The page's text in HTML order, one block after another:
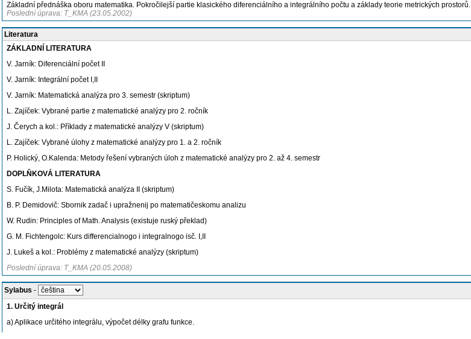
Základní přednáška oboru matematika. Pokročilejší partie klasického diferenciálního a integrálního počtu a základy teorie metrických prostorů.
Poslední úprava: T_KMA (23.05.2002)
Literatura
ZÁKLADNÍ LITERATURA
V. Jarník: Diferenciální počet II
V. Jarník: Integrální počet I,II
V. Jarník: Matematická analýza pro 3. semestr (skriptum)
L. Zajíček: Vybrané partie z matematické analýzy pro 2. ročník
J. Čerych a kol.: Příklady z matematické analýzy V (skriptum)
L. Zajíček: Vybrané úlohy z matematické analýzy pro 1. a 2. ročník
P. Holický, O.Kalenda: Metody řešení vybraných úloh z matematické analýzy pro 2. až 4. semestr
DOPLŇKOVÁ LITERATURA
S. Fučík, J.Milota: Matematická analýza II (skriptum)
B. P. Demidovič: Sbornik zadač i upražnenij po matematičeskomu analizu
W. Rudin: Principles of Math. Analysis (existuje ruský překlad)
G. M. Fichtengolc: Kurs differencialnogo i integralnogo isč. I,II
J. Lukeš a kol.: Problémy z matematické analýzy (skriptum)
Poslední úprava: T_KMA (20.05.2008)
Sylabus -
1. Určitý integrál
a) Aplikace určitého integrálu, výpočet délky grafu funkce.